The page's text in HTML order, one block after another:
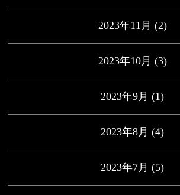
2023年11月 (2)
2023年10月 (3)
2023年9月 (1)
2023年8月 (4)
2023年7月 (5)